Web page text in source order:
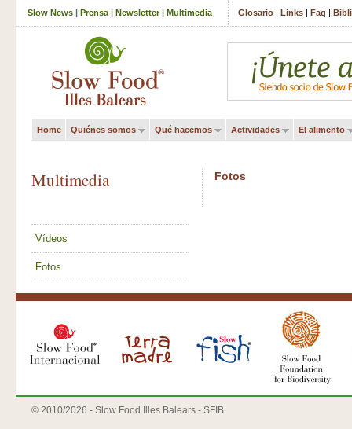
Slow News | Prensa | Newsletter| Multimedia Glosario | Links | Faq |
Home Quiénes somos Qué hacemos Actividades El alimento
Multimedia
Vídeos
Fotos
Fotos
© 2010/2026 - Slow Food Illes Balears - SFIB.